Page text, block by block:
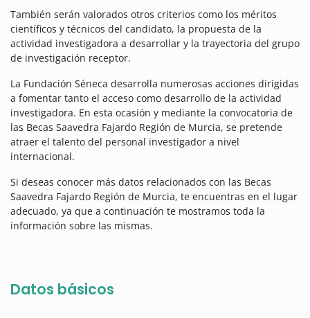
También serán valorados otros criterios como los méritos
científicos y técnicos del candidato, la propuesta de la
actividad investigadora a desarrollar y la trayectoria del grupo
de investigación receptor.
La Fundación Séneca desarrolla numerosas acciones dirigidas
a fomentar tanto el acceso como desarrollo de la actividad
investigadora. En esta ocasión y mediante la convocatoria de
las Becas Saavedra Fajardo Región de Murcia, se pretende
atraer el talento del personal investigador a nivel
internacional.
Si deseas conocer más datos relacionados con las Becas
Saavedra Fajardo Región de Murcia, te encuentras en el lugar
adecuado, ya que a continuación te mostramos toda la
información sobre las mismas.
Datos básicos